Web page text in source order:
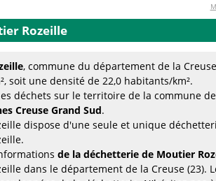
Rozeille
, commune du département de la
soit une densité de 22,0 habitants/km².
déchets sur le territoire de la commune
Creuse Grand Sud.
dispose d'une seule et unique
de la déchetterie de Moutier
dans le département de la Creuse (23).